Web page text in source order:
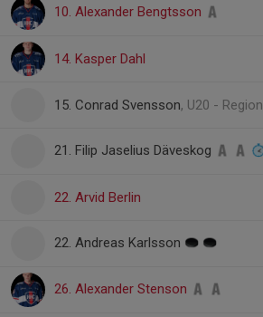
10. Alexander Bengtsson
14. Kasper Dahl
15. Conrad Svensson, U20 - Region
21. Filip Jaselius Däveskog
22. Arvid Berlin
22. Andreas Karlsson
26. Alexander Stenson